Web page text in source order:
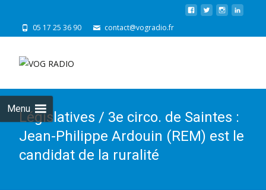
05 17 25 36 90 contact@vogradio.fr
Menu
Législatives / 3e circo. de Saintes :
Jean-Philippe Ardouin (REM) est le
candidat de la ruralité